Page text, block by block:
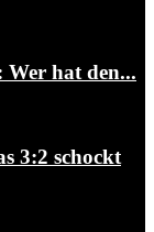
hat den...
3:2 schockt